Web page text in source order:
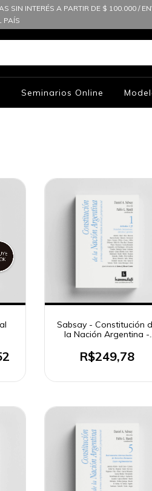
SIN INTERÉS A PARTIR DE $ 100.000 /
PAÍS
Seminarios Online
Sabsay - Constitución
la Nación Argentina -
R$249,78